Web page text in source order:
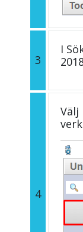
3
I
4
Välj